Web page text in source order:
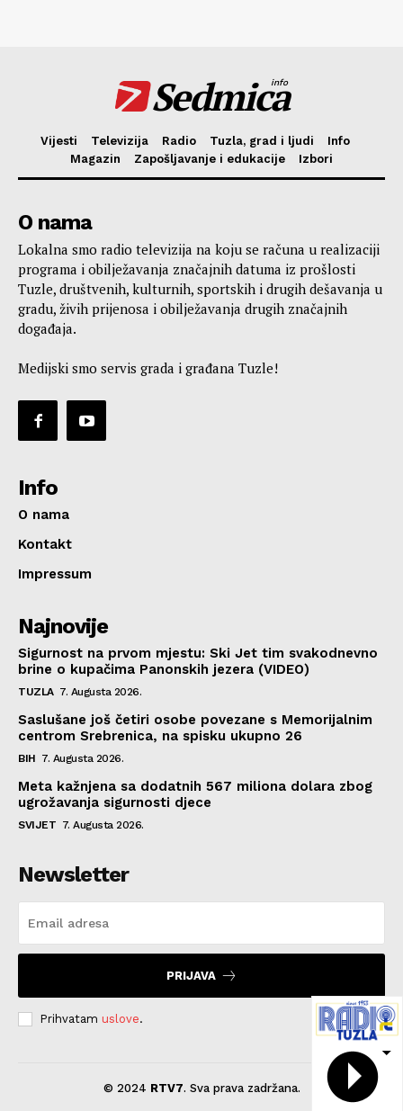
Sedmica
info
Vijesti Televizija Radio Tuzla, grad i ljudi
Info
Magazin
Zapošljavanje i edukacije Izbori
O nama
Lokalna smo radio televizija na koju se računa u realizaciji
programa i obilježavanja značajnih datuma iz prošlosti
Tuzle, društvenih, kulturnih, sportskih i drugih dešavanja u
gradu, živih prijenosa i obilježavanja drugih značajnih
događaja.
Medijski smo servis grada i građana Tuzle!
Info
O nama
Kontakt
Impressum
Najnovije
Sigurnost na prvom mjestu: Ski Jet tim svakodnevno
brine o kupačima Panonskih jezera (VIDEO)
TUZLA 7. Augusta 2026.
Saslušane još četiri osobe povezane s Memorijalnim
centrom Srebrenica, na spisku ukupno 26
BIH 7. Augusta 2026.
Meta kažnjena sa dodatnih 567 miliona dolara zbog
ugrožavanja sigurnosti djece
SVIJET 7. Augusta 2026.
Newsletter
PRIJAVA
Prihvatam uslove.
© 2024 RTV7. Sva prava zadržana.